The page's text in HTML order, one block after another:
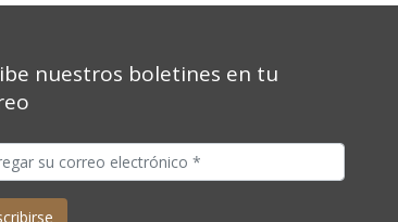
nuestros boletines en tu